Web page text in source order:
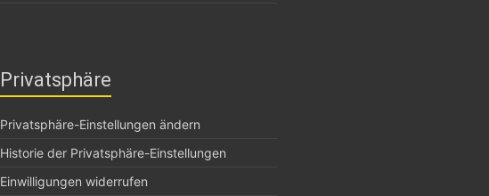
Privatsphäre
Privatsphäre-Einstellungen ändern
Historie der Privatsphäre-Einstellungen
Einwilligungen widerrufen